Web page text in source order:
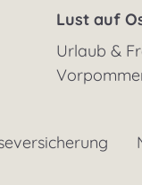
Lust auf
Urlaub &